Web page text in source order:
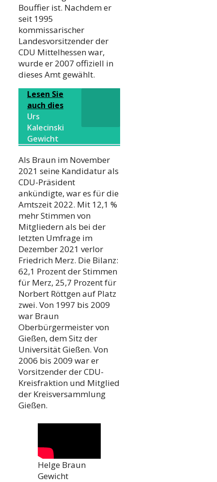
Bouffier ist. Nachdem er
seit 1995
kommissarischer
Landesvorsitzender der
CDU Mittelhessen war,
wurde er 2007 offiziell in
dieses Amt gewählt.
Lesen Sie
auch dies
Urs
Kalecinski
Gewicht
Als Braun im November
2021 seine Kandidatur als
CDU-Präsident
ankündigte, war es für die
Amtszeit 2022. Mit 12,1 %
mehr Stimmen von
Mitgliedern als bei der
letzten Umfrage im
Dezember 2021 verlor
Friedrich Merz. Die Bilanz:
62,1 Prozent der Stimmen
für Merz, 25,7 Prozent für
Norbert Röttgen auf Platz
zwei. Von 1997 bis 2009
war Braun
Oberbürgermeister von
Gießen, dem Sitz der
Universität Gießen. Von
2006 bis 2009 war er
Vorsitzender der CDU-
Kreisfraktion und Mitglied
der Kreisversammlung
Gießen.
Helge Braun
Gewicht